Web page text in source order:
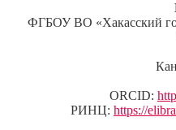
ФГБОУ ВО «Хакасский
ORCID:
РИНЦ: https://